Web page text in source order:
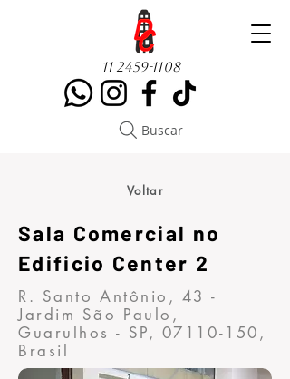
11 2459-1108
Buscar
Voltar
Sala Comercial no
Edificio Center 2
R. Santo Antônio, 43 -
Jardim São Paulo,
Guarulhos - SP, 07110-150 ,
Brasil